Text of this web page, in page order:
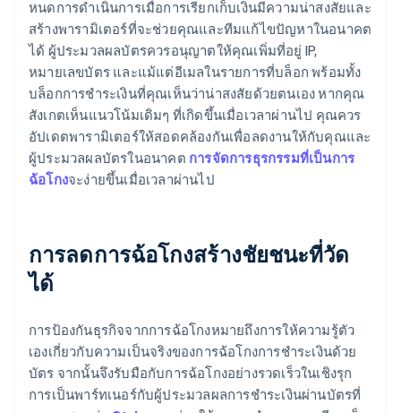
หนดการดําเนินการเมื่อการเรียกเก็บเงินมีความน่าสงสัยและ
สร้างพารามิเตอร์ที่จะช่วยคุณและทีมแก้ไขปัญหาในอนาคต
ได้ ผู้ประมวลผลบัตรควรอนุญาตให้คุณเพิ่มที่อยู่ IP,
หมายเลขบัตร และแม้แต่อีเมลในรายการที่บล็อก พร้อมทั้ง
บล็อกการชําระเงินที่คุณเห็นว่าน่าสงสัยด้วยตนเอง หากคุณ
สังเกตเห็นแนวโน้มเดิมๆ ที่เกิดขึ้นเมื่อเวลาผ่านไป คุณควร
อัปเดตพารามิเตอร์ให้สอดคล้องกันเพื่อลดงานให้กับคุณและ
ผู้ประมวลผลบัตรในอนาคต การจัดการธุรกรรมที่เป็นการ
ฉ้อโกงจะง่ายขึ้นเมื่อเวลาผ่านไป
การลดการฉ้อโกงสร้างชัยชนะที่วัด
ได้
การป้องกันธุรกิจจากการฉ้อโกงหมายถึงการให้ความรู้ตัว
เองเกี่ยวกับความเป็นจริงของการฉ้อโกงการชําระเงินด้วย
บัตร จากนั้นจึงรับมือกับการฉ้อโกงอย่างรวดเร็วในเชิงรุก
การเป็นพาร์ทเนอร์กับผู้ประมวลผลการชําระเงินผ่านบัตรที่